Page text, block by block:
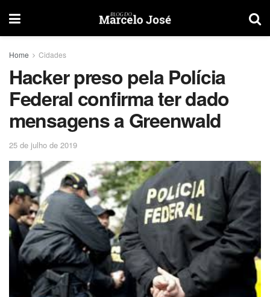
Home Cidades
Hacker preso pela Polícia
Federal confirma ter dado
mensagens a Greenwald
25 de julho de 2019